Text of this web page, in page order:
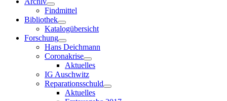
Findmittel
Bibliothek
Katalogübersicht
Forschung
Hans Deichmann
Coronakrise
Aktuelles
IG Auschwitz
Reparationsschuld
Aktuelles